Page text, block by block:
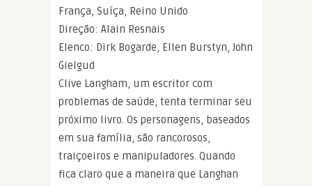
França, Suíça, Reino Unido
Direção: Alain Resnais
Elenco: Dirk Bogarde, Ellen Burstyn, John
Gielgud
Clive Langham, um escritor com
problemas de saúde, tenta terminar seu
próximo livro. Os personagens, baseados
em sua família, são rancorosos,
traiçoeiros e manipuladores. Quando
fica claro que a maneira que Langhan